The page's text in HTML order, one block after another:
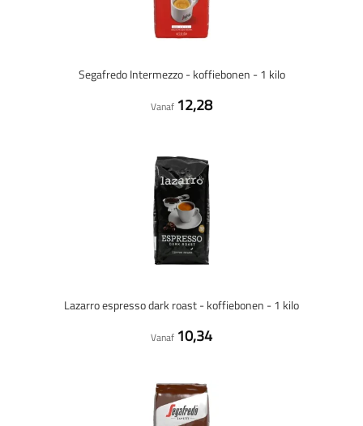
Segafredo Intermezzo - koffiebonen - 1 kilo
Vanaf 12,28
Lazarro espresso dark roast - koffiebonen - 1 kilo
Vanaf 10,34